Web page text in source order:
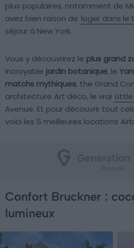
plus populaires, notamment de
avez bien raison de loger dans le
séjour à New York.
Vous y découvrirez le plus grand
incroyable jardin botanique, le
matchs mythiques, the Grand
architecture Art déco, le vrai
Avenue. Et pour découvrir tout
voici les 5 meilleures locations
Confort Bruckner :
lumineux